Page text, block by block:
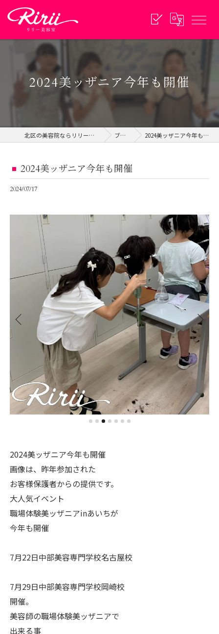
2024美ッザニア今年も開催
北区の美容院ならリリー美容室 ブログ 2024美ッザニア今年も開催
2024美ッザニア今年も開催
2024/07/17
2024美ッザニア今年も開催
画像は、昨年参加された
お客様保護者からの提供です。
大人気イベント
職場体験美ッザニアinあいちが
今年も開催
7月22日中部美容専門学校名古屋校
7月29日中部美容専門学校岡崎校
開催。
美容師の職場体験美ッザニアで
出来る事